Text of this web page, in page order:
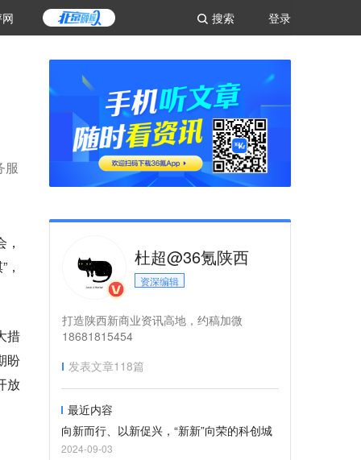
登录
搜索
服
措
盼
放
杜超@36氪陕西
资深编辑
打造陕西新商业资讯高地，约稿加微
18681815454
发表文章118篇
最近内容
向新而行、以新促兴，“新新”向荣的科创城
2024-09-03